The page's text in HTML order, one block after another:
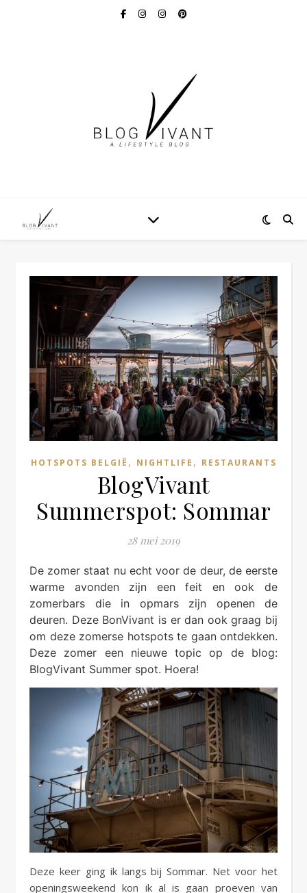
HOTSPOTS BELGIË , NIGHTLIFE , RESTAURANTS
BlogVivant
Summerspot: Sommar
28 mei 2019
De zomer staat nu echt voor de deur, de eerste
warme avonden zijn een feit en ook de
zomerbars die in opmars zijn openen de
deuren. Deze BonVivant is er dan ook graag bij
om deze zomerse hotspots te gaan ontdekken.
Deze zomer een nieuwe topic op de blog:
BlogVivant Summer spot. Hoera!
Deze keer ging ik langs bij Sommar. Net voor het
openingsweekend kon ik al is gaan proeven van